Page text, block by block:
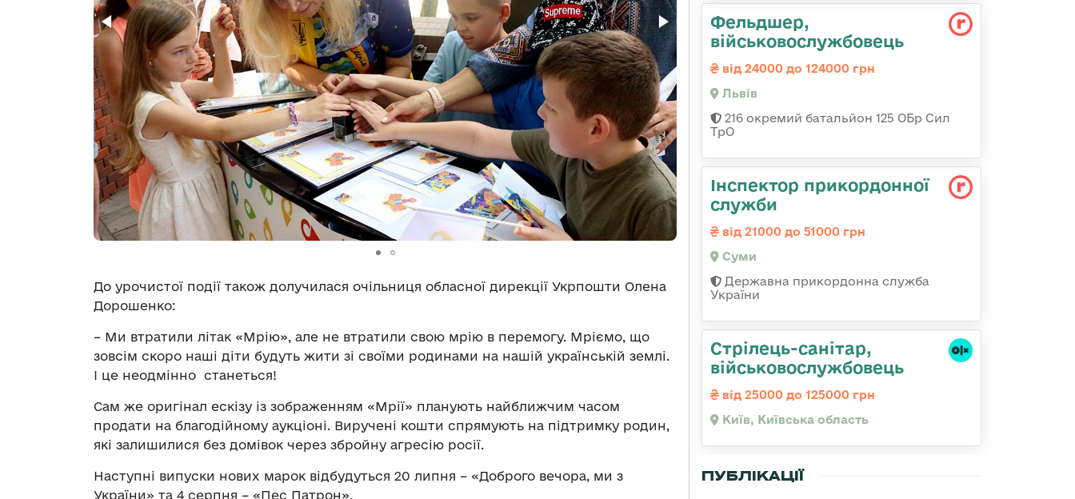
До урочистої події також долучилася очільниця обласної дирекції Укрпошти Олена
Дорошенко:
– Ми втратили літак «Мрію», але не втратили свою мрію в перемогу. Мріємо, що
зовсім скоро наші діти будуть жити зі своїми родинами на нашій українській землі.
І це неодмінно станеться!
Сам же оригінал ескізу із зображенням «Мрії» планують найближчим часом
продати на благодійному аукціоні. Виручені кошти спрямують на підтримку родин,
які залишилися без домівок через збройну агресію росії.
Наступні випуски нових марок відбудуться 20 липня – «Доброго вечора, ми з
України» та 4 серпня – «Пес Патрон».
Фельдшер,
військовослужбовець
від 24000 до 124000 грн
Львів
216 окремий батальйон 125 ОБр Сил
ТрО
Інспектор прикордонної
служби
від 21000 до 51000 грн
Суми
Державна прикордонна служба
України
Стрілець-санітар,
військовослужбовець
від 25000 до 125000 грн
Київ, Київська область
ПУБЛІКАЦІЇ